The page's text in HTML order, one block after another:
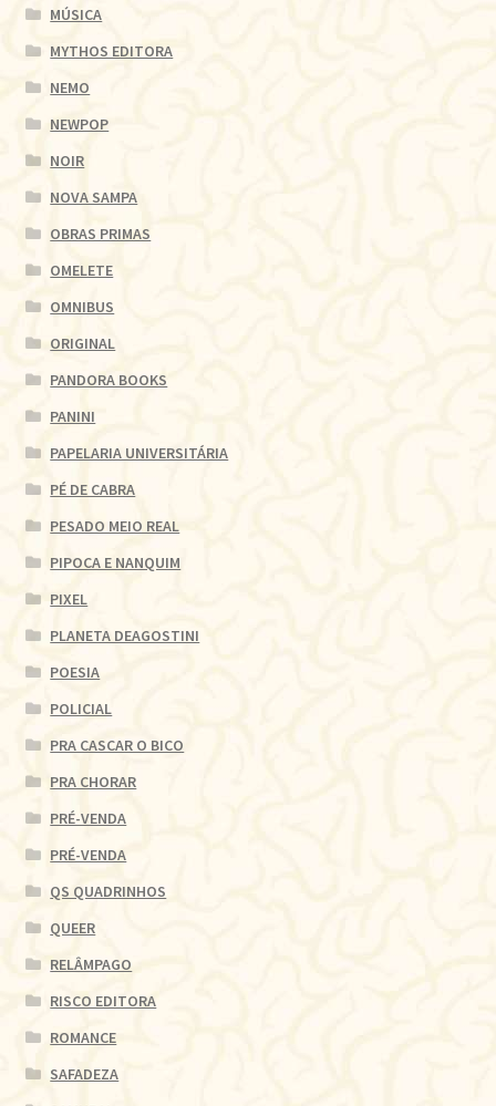
MÚSICA
MYTHOS EDITORA
NEMO
NEWPOP
NOIR
NOVA SAMPA
OBRAS PRIMAS
OMELETE
OMNIBUS
ORIGINAL
PANDORA BOOKS
PANINI
PAPELARIA UNIVERSITÁRIA
PÉ DE CABRA
PESADO MEIO REAL
PIPOCA E NANQUIM
PIXEL
PLANETA DEAGOSTINI
POESIA
POLICIAL
PRA CASCAR O BICO
PRA CHORAR
PRÉ-VENDA
PRÉ-VENDA
QS QUADRINHOS
QUEER
RELÂMPAGO
RISCO EDITORA
ROMANCE
SAFADEZA